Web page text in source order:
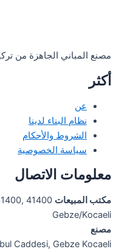
مصنع المباني الجاهزة من
أكثر
عن
نظام البناء لدينا
الشروط والأحكام
سياسة الخصوصية
معلومات الاتصال
مكتب المبيعات 41400
Gebze/Kocaeli
مصنع
Caddesi, Gebze Kocaeli